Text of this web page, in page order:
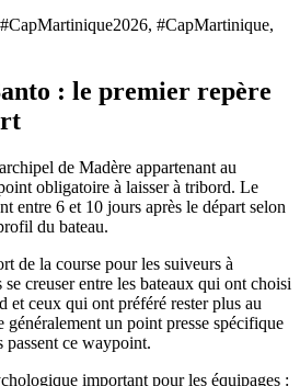
#CapMartinique,
: le premier repère
de Madère appartenant au
obligatoire à laisser à tribord. Le
entre 6 et 10 jours après le départ selon
du bateau.
de la course pour les suiveurs à
creuser entre les bateaux qui ont choisi
et ceux qui ont préféré rester plus au
un point presse spécifique
passent ce waypoint.
important pour les équipages :